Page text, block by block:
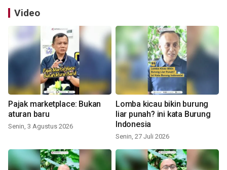
Video
Pajak marketplace: Bukan
aturan baru
Senin, 3 Agustus 2026
Lomba kicau bikin burung
liar punah? ini kata Burung
Indonesia
Senin, 27 Juli 2026